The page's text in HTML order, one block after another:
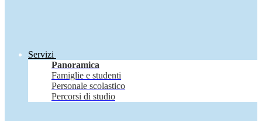
Servizi
Panoramica
Famiglie e studenti
Personale scolastico
Percorsi di studio